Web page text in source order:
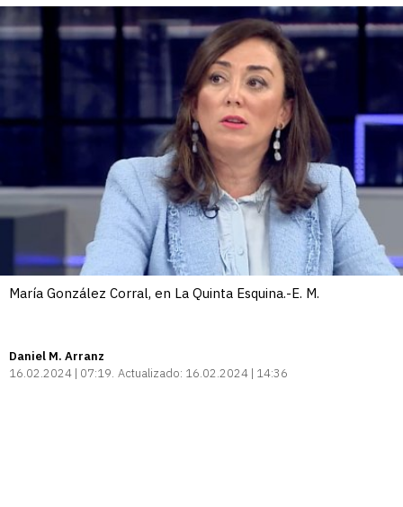
María González Corral, en La Quinta Esquina.-E. M.
Daniel M. Arranz
16.02.2024 | 07:19 Actualizado: 16.02.2024 | 14:36